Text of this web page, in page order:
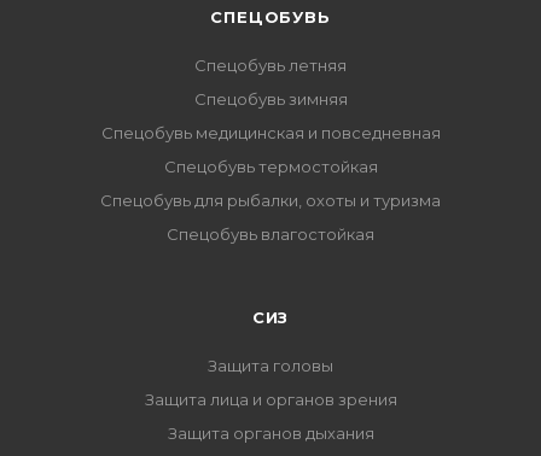
CПЕЦОБУВЬ
Спецобувь летняя
Спецобувь зимняя
Спецобувь медицинская и повседневная
Спецобувь термостойкая
Спецобувь для рыбалки, охоты и туризма
Спецобувь влагостойкая
СИЗ
Защита головы
Защита лица и органов зрения
Защита органов дыхания